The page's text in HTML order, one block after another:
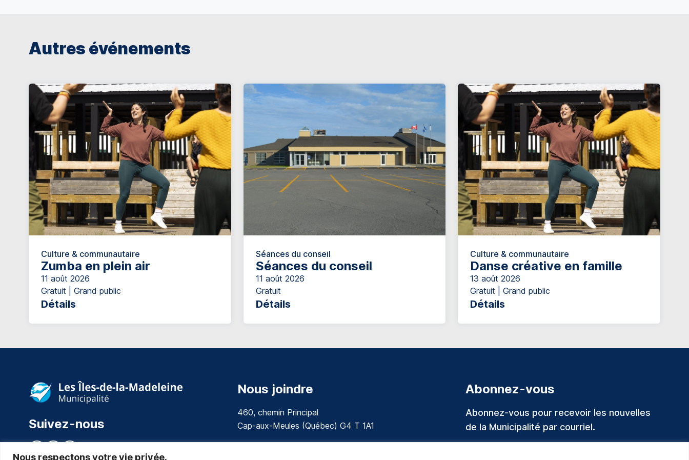
Nous respectons votre vie privée.
Autres événements
Culture & communautaire
Zumba en plein air
11 août 2026
Gratuit | Grand public
Détails
Séances du conseil
Séances du conseil
11 août 2026
Gratuit
Détails
Culture & communautaire
Danse créative en famille
13 août 2026
Gratuit | Grand public
Détails
Suivez-nous
Nous joindre
460, chemin Principal
Cap-aux-Meules (Québec) G4 T 1A1
Abonnez-vous
Abonnez-vous pour recevoir les nouvelles
de la Municipalité par courriel.